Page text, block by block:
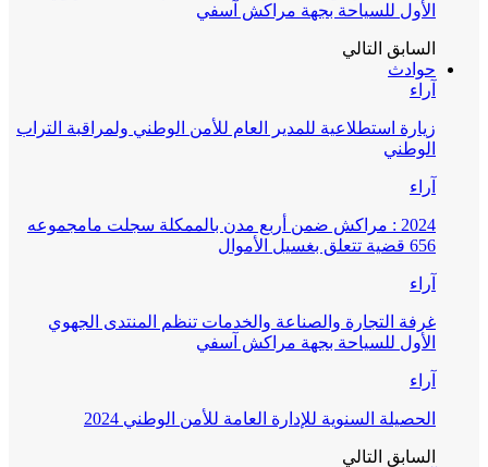
الأول للسياحة بجهة مراكش آسفي
السابق التالي
حوادث
آراء
زيارة استطلاعية للمدير العام للأمن الوطني ولمراقبة التراب
الوطني
آراء
2024 : مراكش ضمن أربع مدن بالممكلة سجلت مامجموعه
656 قضية تتعلق بغسيل الأموال
آراء
غرفة التجارة والصناعة والخدمات تنظم المنتدى الجهوي
الأول للسياحة بجهة مراكش آسفي
آراء
الحصيلة السنوية للإدارة العامة للأمن الوطني 2024
السابق التالي